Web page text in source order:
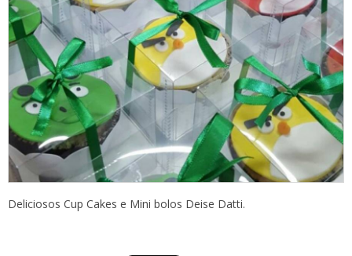
Deliciosos Cup Cakes e Mini bolos Deise Datti.